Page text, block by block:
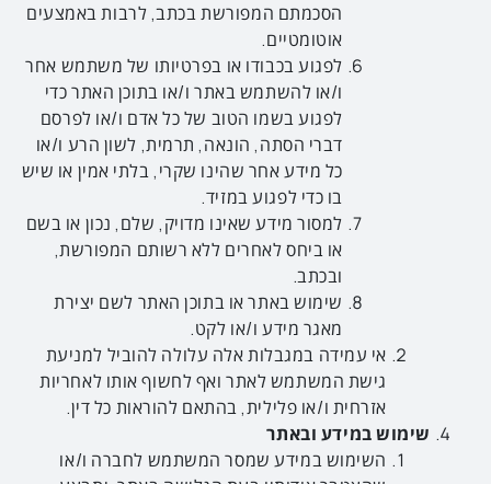
הסכמתם המפורשת בכתב, לרבות באמצעים
אוטומטיים.
לפגוע בכבודו או בפרטיותו של משתמש אחר
ו/או להשתמש באתר ו/או בתוכן האתר כדי
לפגוע בשמו הטוב של כל אדם ו/או לפרסם
דברי הסתה, הונאה, תרמית, לשון הרע ו/או
כל מידע אחר שהינו שקרי, בלתי אמין או שיש
בו כדי לפגוע במזיד.
למסור מידע שאינו מדויק, שלם, נכון או בשם
או ביחס לאחרים ללא רשותם המפורשת,
ובכתב.
שימוש באתר או בתוכן האתר לשם יצירת
מאגר מידע ו/או לקט.
אי עמידה במגבלות אלה עלולה להוביל למניעת
גישת המשתמש לאתר ואף לחשוף אותו לאחריות
אזרחית ו/או פלילית, בהתאם להוראות כל דין.
שימוש במידע ובאתר
השימוש במידע שמסר המשתמש לחברה ו/או